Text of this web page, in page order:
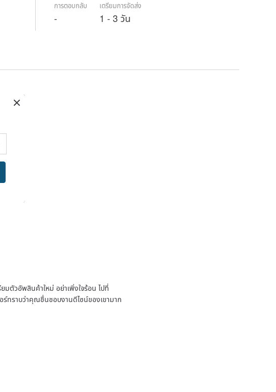
การตอบกลับ
-
เตรียมการจัดส่ง
1 - 3 วัน
มตัวอัพสินค้าใหม่ อย่าเพิ่งใจร้อน ไปที่
ร์ทราบว่าคุณชื่นชอบงานดีไซน์ของเขามาก